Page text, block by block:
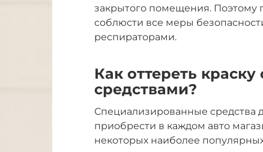
закрытого помещения. Поэтому
соблюсти все меры
респираторами.
Как оттереть
средствами?
Специализированные средства
приобрести в каждом авто
некоторых наиболее